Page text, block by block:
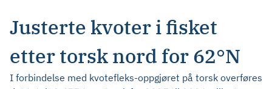
Justerte kvoter i fisket
etter torsk nord for 62°N
I forbindelse med kvotefleks-oppgjøret på torsk overføres